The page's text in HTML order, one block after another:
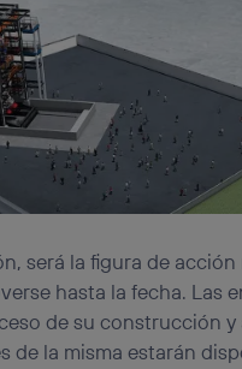
será la figura de acción
hasta la fecha. Las
de su construcción y
de la misma estarán